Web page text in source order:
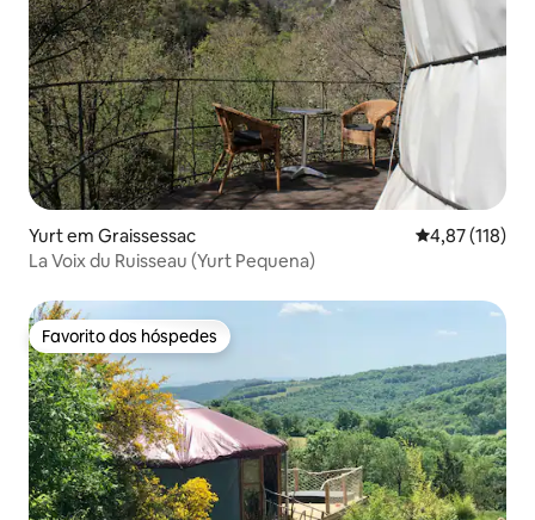
Yurt em Graissessac Classificação
4,87 (118)
La Voix du Ruisseau (Yurt Pequena)
Favorito dos hóspedes
Favorito dos hóspedes